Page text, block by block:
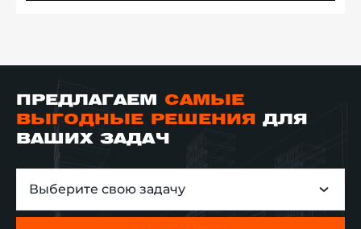
ПРЕДЛАГАЕМ САМЫЕ
ВЫГОДНЫЕ РЕШЕНИЯ
ДЛЯ
ВАШИХ ЗАДАЧ
Выберите свою задачу